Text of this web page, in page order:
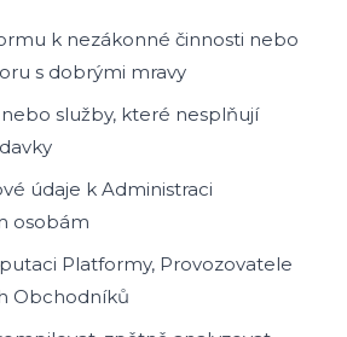
k nezákonné činnosti nebo
s dobrými mravy
služby, které nesplňují
údaje k Administraci
osobám
Platformy, Provozovatele
Obchodníků